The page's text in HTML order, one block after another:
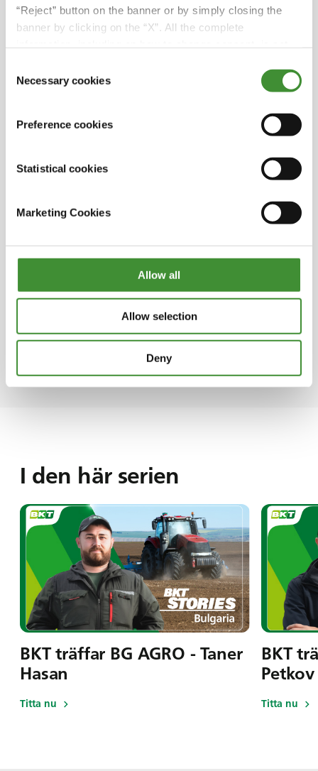
“Reject” button on the banner or by simply closing the
banner by clicking on the “X”. All the complete
Selection
Necessary cookies
Preference cookies
Statistical cookies
Marketing Cookies
Allow all
Allow selection
Deny
BG Agro Agricultural Company använder ett
brett utbud av BKT-däck i sina
AGRIMAX RT 855, AGRIMAX RT 945 och
bidragit till optimerad bränsleförbrukning,
Teamet på BG Agro Agricultural Company
för kommande generationer och att
Användbara länkar
I den här serien
BKT träffar BG AGRO - Taner
Hasan
Titta nu
BKT
Petkov
Titta nu